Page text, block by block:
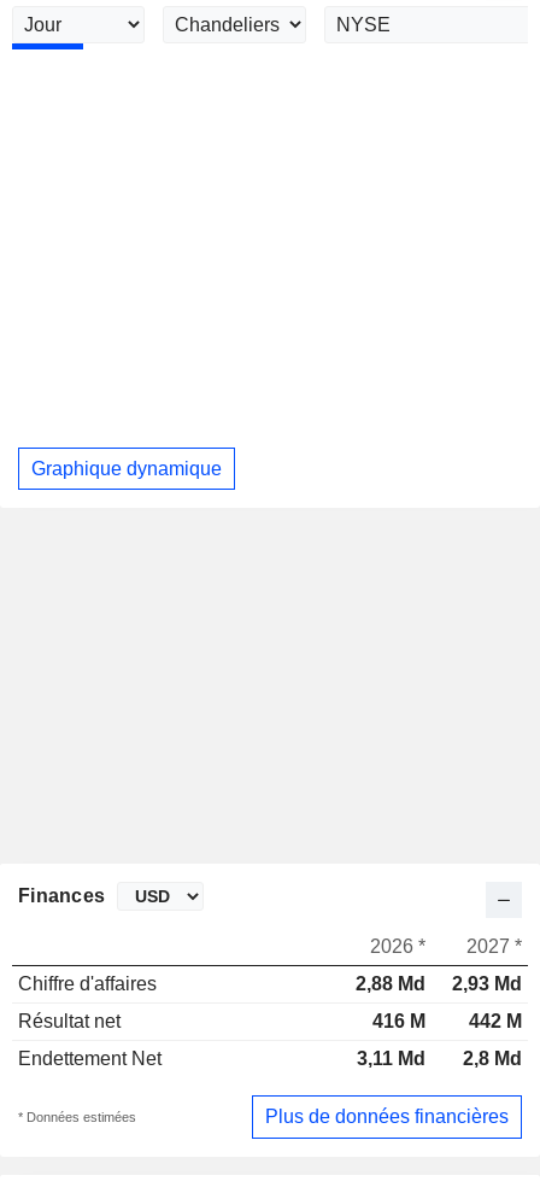
Graphique dynamique
Finances
2026 *
2027 *
Chiffre d'affaires
2,88 Md
2,93 Md
Résultat net
416 M
442 M
Endettement Net
3,11 Md 2,8 Md
* Données estimées Plus de données financières